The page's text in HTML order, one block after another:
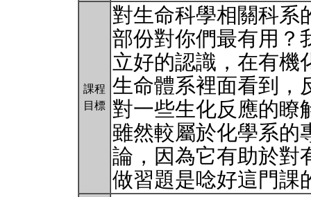
課程
目標
對生命科學相關科系
部份對你們最有用？
立好的認識，在有機
生命體系裡面看到，
對一些生化反應的瞭
雖然較屬於化學系的
論，因為它有助於對
做習題是唸好這門課